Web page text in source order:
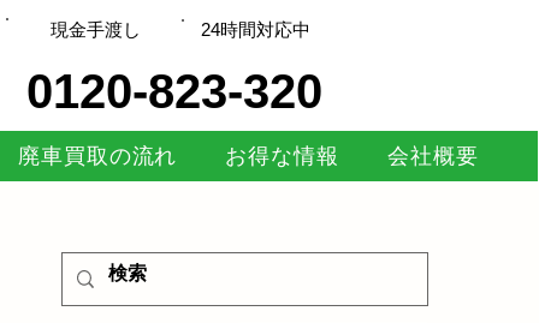
現金手渡し ​24時間対応中
0120-823-320
廃車買取の流れ お得な情報 会社概要